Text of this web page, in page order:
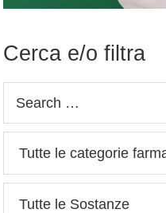
Cerca e/o filtra